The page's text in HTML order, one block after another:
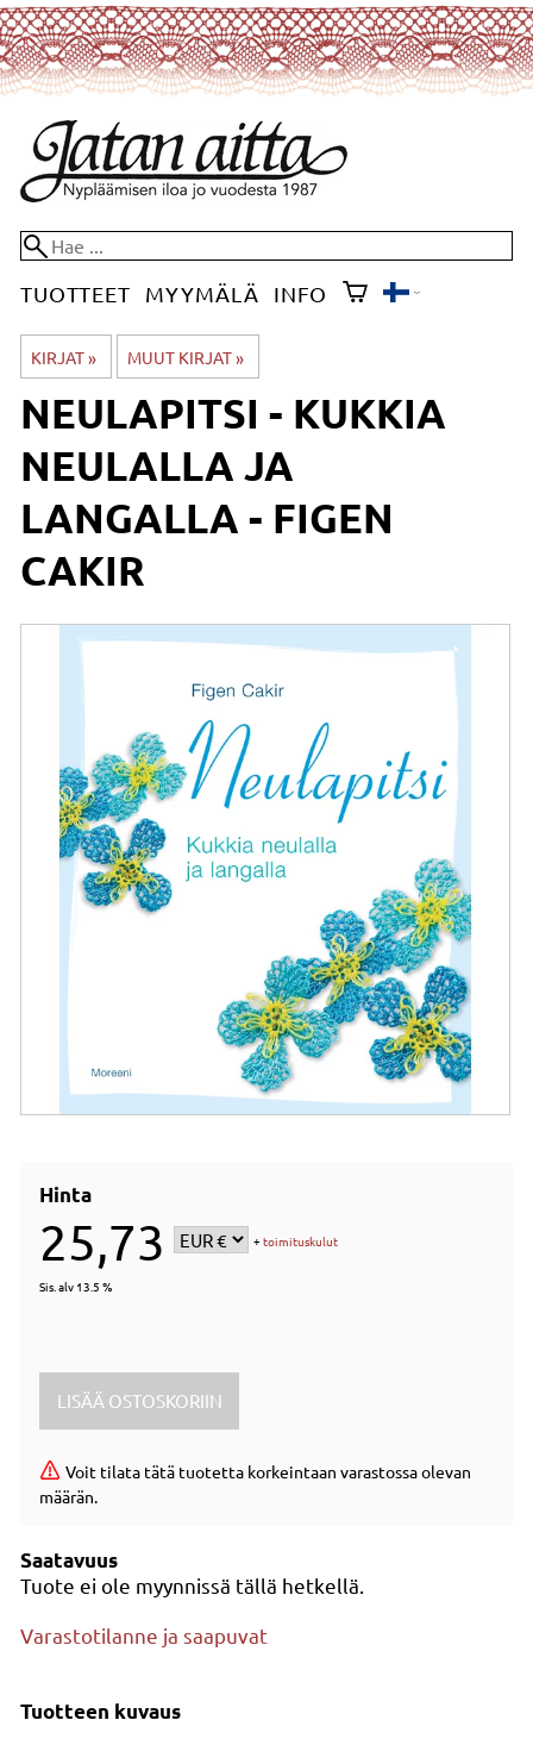
TUOTTEET MYYMÄLÄ INFO
KIRJAT‪» MUUT KIRJAT‪»
NEULAPITSI - KUKKIA
NEULALLA JA
LANGALLA - FIGEN
CAKIR
Hinta
25,73 +toimituskulut
Sis. alv 13.5 %
Voit tilata tätä tuotetta korkeintaan varastossa olevan
määrän.
Saatavuus
Tuote ei ole myynnissä tällä hetkellä.
Varastotilanne ja saapuvat
Tuotteen kuvaus